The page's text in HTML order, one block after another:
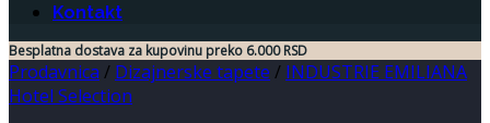
Kontakt
Besplatna dostava za kupovinu preko 6.000 RSD
Prodavnica / Dizajnerske tapete / INDUSTRIE EMILIANA
Hotel Selection